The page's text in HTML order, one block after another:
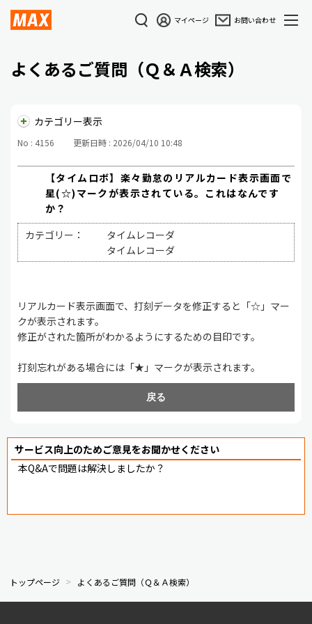
マイページ お問い合わせ
よくあるご質問（Ｑ＆Ａ検索）
カテゴリー表示
No : 4156 更新日時 : 2026/04/10 10:48
【タイムロボ】楽々勤怠のリアルカード表示画面で
星(☆)マークが表示されている。これはなんです
か？
カテゴリー：
タイムレコーダ
タイムレコーダ
リアルカード表示画面で、打刻データを修正すると「☆」マー
クが表示されます。
修正がされた箇所がわかるようにするための目印です。
打刻忘れがある場合には「★」マークが表示されます。
戻る
サービス向上のためご意見をお聞かせください
本Q&Aで問題は解決しましたか？
トップページ よくあるご質問（Ｑ＆Ａ検索）